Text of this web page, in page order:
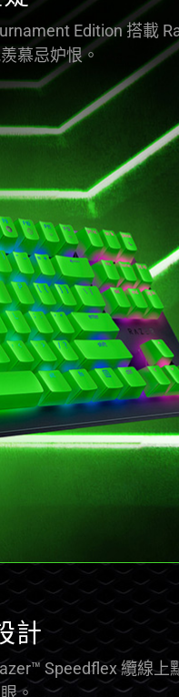
Edition 搭載
慕忌妒恨。
計
Speedflex 纜線上
。